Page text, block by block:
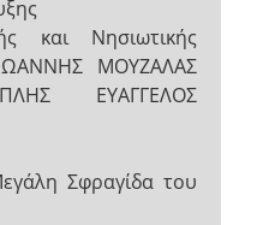
και Νησιωτικής
ΜΟΥΖΑΛΑΣ
ΕΥΑΓΓΕΛΟΣ
Σφραγίδα του